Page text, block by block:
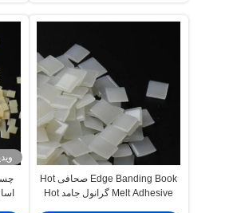
Edge Banding Book صحافی Hot
Melt Adhesive گرانول جامد Hot